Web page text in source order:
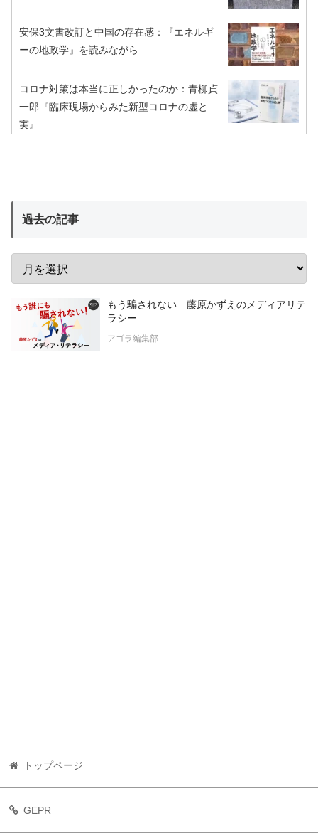
安保3文書改訂と中国の存在感：『エネルギ
ーの地政学』を読みながら
コロナ対策は本当に正しかったのか：青柳貞
一郎『臨床現場からみた新型コロナの虚と
実』
過去の記事
もう騙されない 藤原かずえのメディアリテ
ラシー
アゴラ編集部
トップページ
GEPR